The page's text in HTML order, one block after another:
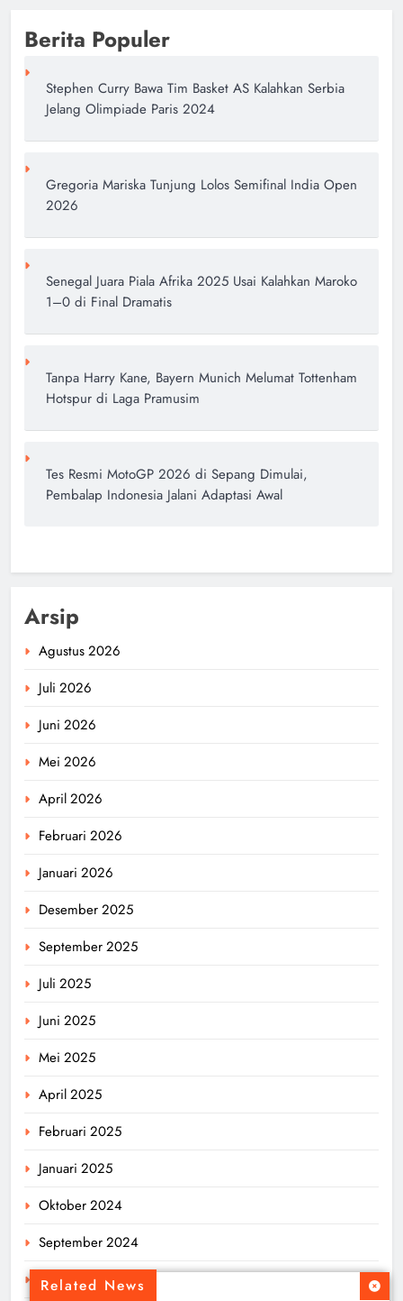
Related News
Berita Populer
Stephen Curry Bawa Tim Basket AS Kalahkan Serbia
Jelang Olimpiade Paris 2024
Gregoria Mariska Tunjung Lolos Semifinal India Open
2026
Senegal Juara Piala Afrika 2025 Usai Kalahkan Maroko
1–0 di Final Dramatis
Tanpa Harry Kane, Bayern Munich Melumat Tottenham
Hotspur di Laga Pramusim
Tes Resmi MotoGP 2026 di Sepang Dimulai,
Pembalap Indonesia Jalani Adaptasi Awal
Arsip
Agustus 2026
Juli 2026
Juni 2026
Mei 2026
April 2026
Februari 2026
Januari 2026
Desember 2025
September 2025
Juli 2025
Juni 2025
Mei 2025
April 2025
Februari 2025
Januari 2025
Oktober 2024
September 2024
Agustus 2024